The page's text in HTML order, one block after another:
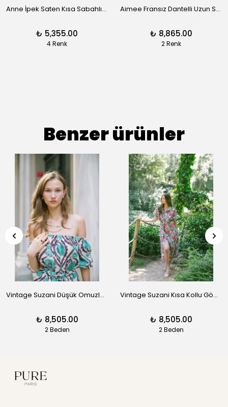
Anne İpek Saten Kısa Sabahlık - Siyah
₺ 5,355.00
4 Renk
Aimee Fransız Dantelli Uzun Sabahlık - Siyah
₺ 8,865.00
2 Renk
Benzer ürünler
Vintage Suzani Düşük Omuzlu Keten Elbise – Turkuaz
₺ 8,505.00
2 Beden
Vintage Suzani Kısa Kollu Gömlek Elbise
₺ 8,505.00
2 Beden